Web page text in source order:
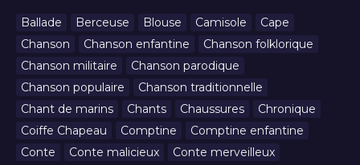
Ballade Berceuse Blouse Camisole
Cape
Chanson
Chanson enfantine
Chanson folklorique
Chanson militaire
Chanson parodique
Chanson populaire
Chanson traditionnelle
Chant de marins
Chants Chaussures
Chronique
Coiffe Chapeau
Comptine
Comptine enfantine
Conte
Conte malicieux
Conte merveilleux